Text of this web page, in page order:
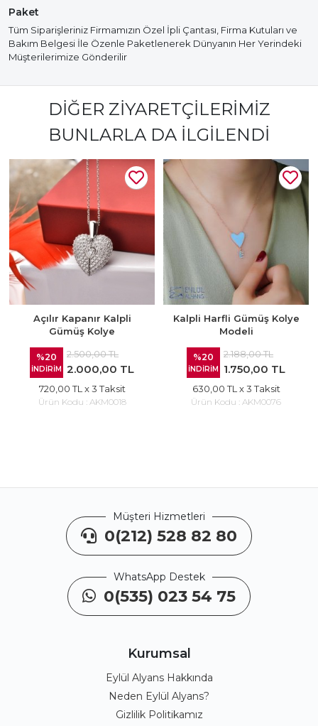
Paket
Tüm Siparişleriniz Firmamızın Özel İpli Çantası, Firma Kutuları ve
Bakım Belgesi İle Özenle Paketlenerek Dünyanın Her Yerindeki
Müşterilerimize Gönderilir
DIĞER ZIYARETÇILERIMIZ
BUNLARLA DA İLGILENDI
Açılır Kapanır Kalpli
Gümüş Kolye
%20
İNDİRİM
2.500,00 TL
2.000,00 TL
720,00 TL x 3 Taksit
Ürün Kodu : AKM0018
Kalpli Harfli Gümüş Kolye
Modeli
%20
İNDİRİM
2.188,00 TL
1.750,00 TL
630,00 TL x 3 Taksit
Ürün Kodu : AKM0076
Müşteri Hizmetleri
0(212) 528 82 80
WhatsApp Destek
0(535) 023 54 75
Kurumsal
Eylül Alyans Hakkında
Neden Eylül Alyans?
Gizlilik Politikamız